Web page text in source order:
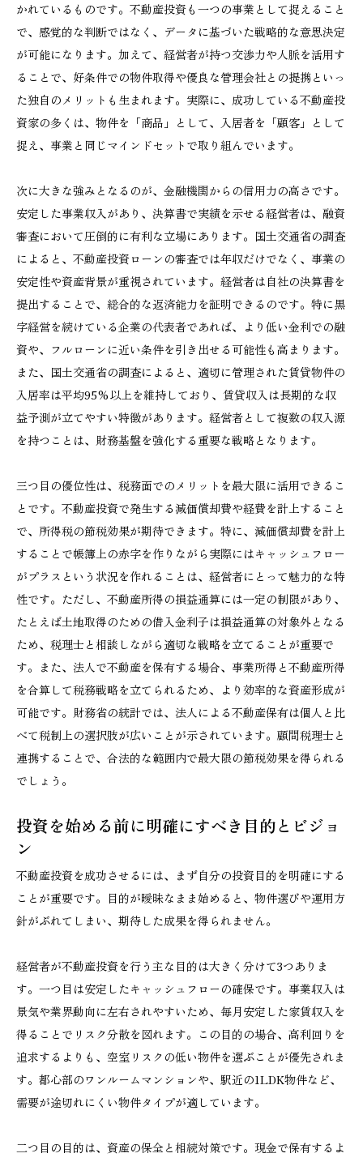
かれているものです。不動産投資も一つの事業として捉えること
で、感覚的な判断ではなく、データに基づいた戦略的な意思決定
が可能になります。加えて、経営者が持つ交渉力や人脈を活用す
ることで、好条件での物件取得や優良な管理会社との提携といっ
た独自のメリットも生まれます。実際に、成功している不動産投
資家の多くは、物件を「商品」として、入居者を「顧客」として
捉え、事業と同じマインドセットで取り組んでいます。
次に大きな強みとなるのが、金融機関からの信用力の高さです。
安定した事業収入があり、決算書で実績を示せる経営者は、融資
審査において圧倒的に有利な立場にあります。国土交通省の調査
によると、不動産投資ローンの審査では年収だけでなく、事業の
安定性や資産背景が重視されています。経営者は自社の決算書を
提出することで、総合的な返済能力を証明できるのです。特に黒
字経営を続けている企業の代表者であれば、より低い金利での融
資や、フルローンに近い条件を引き出せる可能性も高まります。
また、国土交通省の調査によると、適切に管理された賃貸物件の
入居率は平均95%以上を維持しており、賃貸収入は長期的な収
益予測が立てやすい特徴があります。経営者として複数の収入源
を持つことは、財務基盤を強化する重要な戦略となります。
三つ目の優位性は、税務面でのメリットを最大限に活用できるこ
とです。不動産投資で発生する減価償却費や経費を計上すること
で、所得税の節税効果が期待できます。特に、減価償却費を計上
することで帳簿上の赤字を作りながら実際にはキャッシュフロー
がプラスという状況を作れることは、経営者にとって魅力的な特
性です。ただし、不動産所得の損益通算には一定の制限があり、
たとえば土地取得のための借入金利子は損益通算の対象外となる
ため、税理士と相談しながら適切な戦略を立てることが重要で
す。また、法人で不動産を保有する場合、事業所得と不動産所得
を合算して税務戦略を立てられるため、より効率的な資産形成が
可能です。財務省の統計では、法人による不動産保有は個人と比
べて税制上の選択肢が広いことが示されています。顧問税理士と
連携することで、合法的な範囲内で最大限の節税効果を得られる
でしょう。
投資を始める前に明確にすべき目的とビジョ
ン
不動産投資を成功させるには、まず自分の投資目的を明確にする
ことが重要です。目的が曖昧なまま始めると、物件選びや運用方
針がぶれてしまい、期待した成果を得られません。
経営者が不動産投資を行う主な目的は大きく分けて3つありま
す。一つ目は安定したキャッシュフローの確保です。事業収入は
景気や業界動向に左右されやすいため、毎月安定した家賃収入を
得ることでリスク分散を図れます。この目的の場合、高利回りを
追求するよりも、空室リスクの低い物件を選ぶことが優先されま
す。都心部のワンルームマンションや、駅近の1LDK物件など、
需要が途切れにくい物件タイプが適しています。
二つ目の目的は、資産の保全と相続対策です。現金で保有するよ